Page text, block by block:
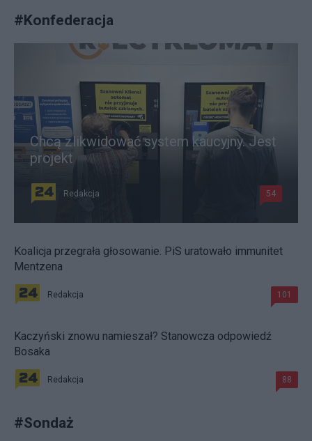
#Konfederacja
Chcą zlikwidować system kaucyjny. Jest
projekt
Redakcja 54
Koalicja przegrała głosowanie. PiS uratowało immunitet
Mentzena
Redakcja 101
Kaczyński znowu namieszał? Stanowcza odpowiedź
Bosaka
Redakcja 88
#Sondaż